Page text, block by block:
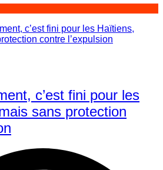
c’est fini pour les
sans protection